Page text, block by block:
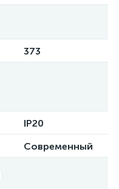
373
IP20
Современный